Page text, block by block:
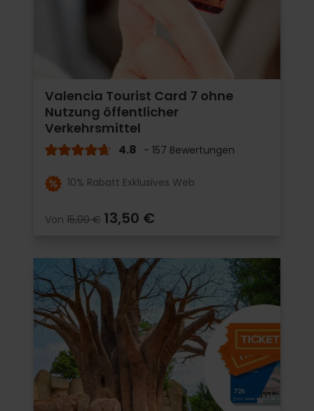
Valencia Tourist Card 7 ohne
Nutzung öffentlicher
Verkehrsmittel
4.8 - 157 Bewertungen
10% Rabatt Exklusives Web
Von 15,00 € 13,50 €